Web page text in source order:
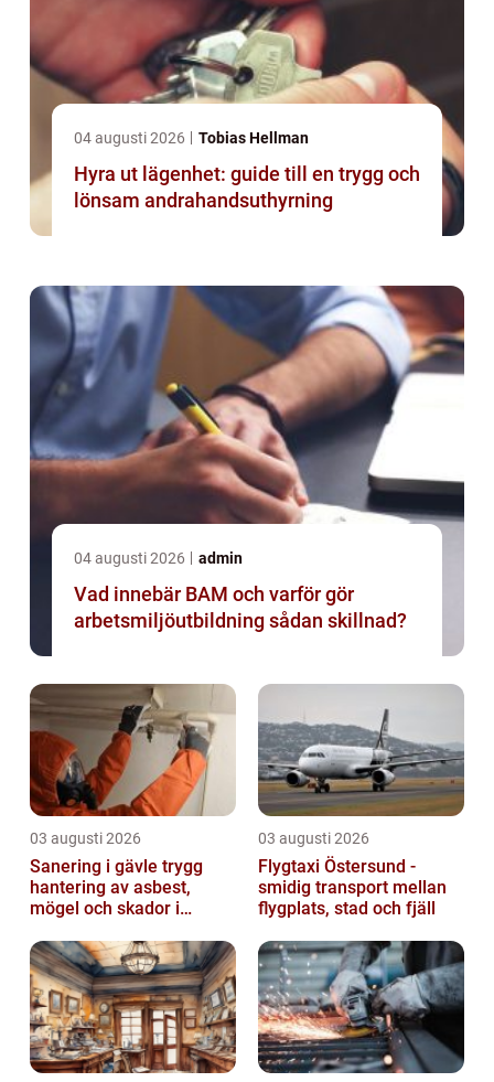
04 augusti 2026 Tobias Hellman
Hyra ut lägenhet: guide till en trygg och
lönsam andrahandsuthyrning
04 augusti 2026 admin
Vad innebär BAM och varför gör
arbetsmiljöutbildning sådan skillnad?
03 augusti 2026
Sanering i gävle trygg
hantering av asbest,
mögel och skador i
03 augusti 2026
Flygtaxi Östersund -
smidig transport mellan
flygplats, stad och fjäll